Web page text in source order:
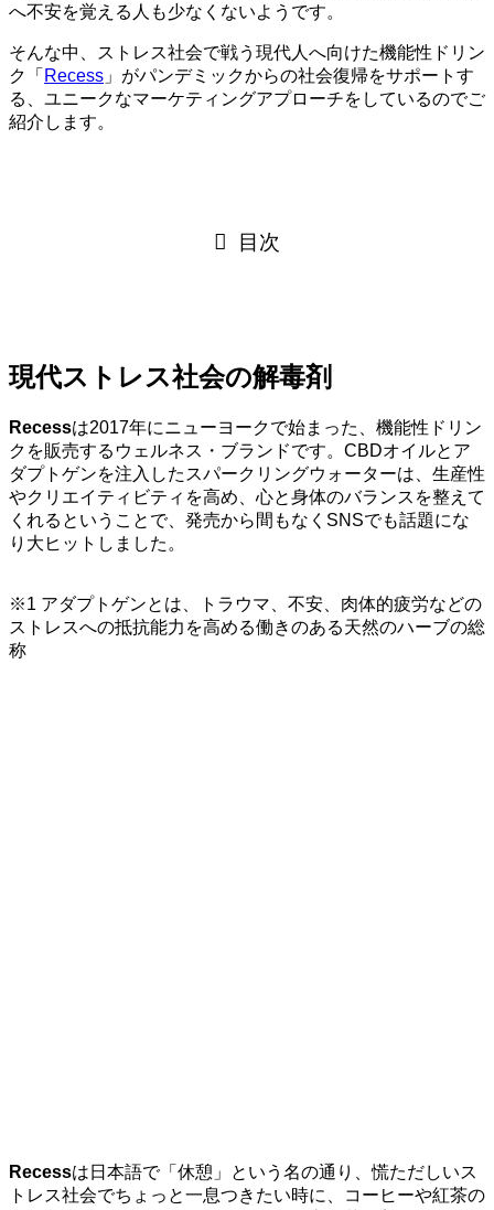
へ不安を覚える人も少なくないようです。
そんな中、ストレス社会で戦う現代人へ向けた機能性ドリン
ク「 Recess 」がパンデミックからの社会復帰をサポートす
る、ユニークなマーケティングアプローチをしているのでご
紹介します。
目次
現代ストレス社会の解毒剤
Recessは2017年にニューヨークで始まった、機能性ドリン
クを販売するウェルネス・ブランドです。CBDオイルとア
ダプトゲンを注入したスパークリングウォーターは、生産性
やクリエイティビティを高め、心と身体のバランスを整えて
くれるということで、発売から間もなくSNSでも話題にな
り大ヒットしました。
※1 アダプトゲンとは、トラウマ、不安、肉体的疲労などの
ストレスへの抵抗能力を高める働きのある天然のハーブの総
称
Recessは日本語で「休憩」という名の通り、慌ただしいス
トレス社会でちょっと一息つきたい時に、コーヒーや紅茶の